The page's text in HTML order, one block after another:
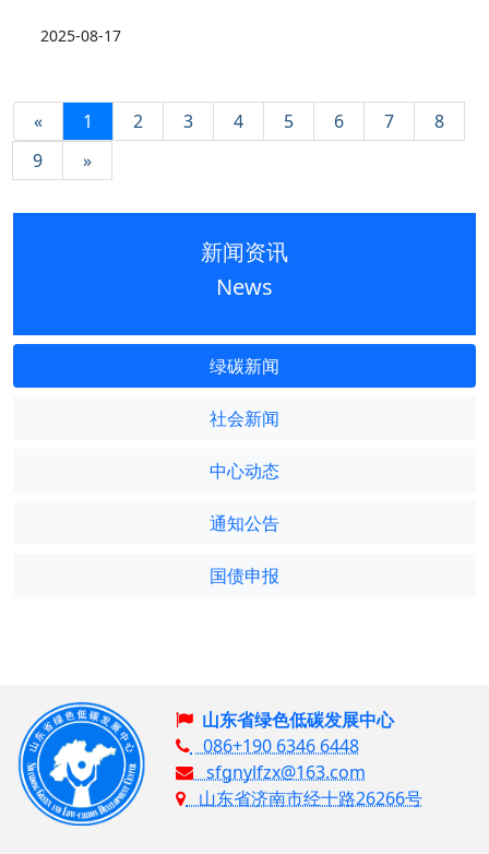
2025-08-17
« 1 2 3 4 5 6 7
8
9
»
新闻资讯
News
绿碳新闻
社会新闻
中心动态
通知公告
国债申报
山东省绿色低碳发展中心
086+190 6346 6448
sfgnylfzx@163.com
山东省济南市经十路26266号